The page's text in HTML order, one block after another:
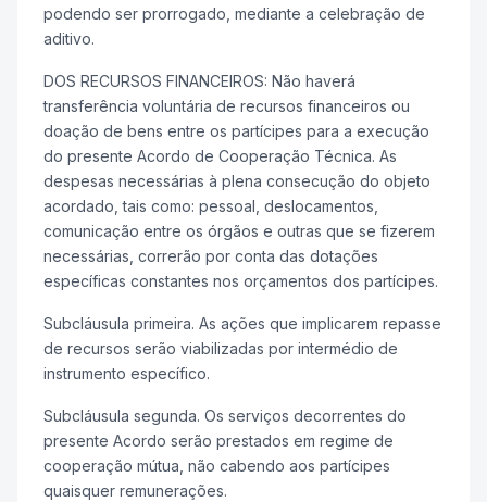
podendo ser prorrogado, mediante a celebração de
aditivo.
DOS RECURSOS FINANCEIROS: Não haverá
transferência voluntária de recursos financeiros ou
doação de bens entre os partícipes para a execução
do presente Acordo de Cooperação Técnica. As
despesas necessárias à plena consecução do objeto
acordado, tais como: pessoal, deslocamentos,
comunicação entre os órgãos e outras que se fizerem
necessárias, correrão por conta das dotações
específicas constantes nos orçamentos dos partícipes.
Subcláusula primeira. As ações que implicarem repasse
de recursos serão viabilizadas por intermédio de
instrumento específico.
Subcláusula segunda. Os serviços decorrentes do
presente Acordo serão prestados em regime de
cooperação mútua, não cabendo aos partícipes
quaisquer remunerações.